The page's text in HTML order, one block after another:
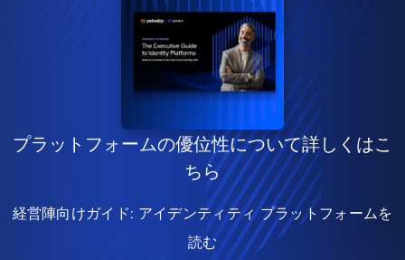
プラットフォームの優位性について詳しくはこ
ちら
経営陣向けガイド: アイデンティティ プラットフォームを
読む